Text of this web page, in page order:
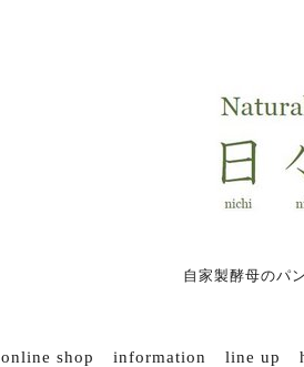
自家製酵母のパ
online shop information line up